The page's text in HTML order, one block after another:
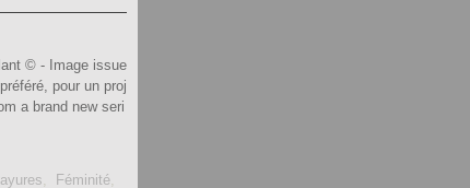
© - Image issue
pour un proj
a brand new seri
, Féminité,